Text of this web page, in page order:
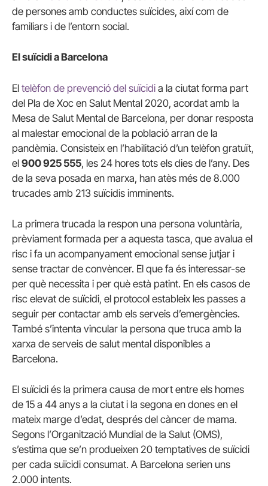
de persones amb conductes suïcides, així com de
familiars i de l’entorn social.
El suïcidi a Barcelona
El telèfon de prevenció del suïcidi a la ciutat forma part
del Pla de Xoc en Salut Mental 2020, acordat amb la
Mesa de Salut Mental de Barcelona, per donar resposta
al malestar emocional de la població arran de la
pandèmia. Consisteix en l’habilitació d’un telèfon gratuït,
el 900 925 555, les 24 hores tots els dies de l’any. Des
de la seva posada en marxa, han atès més de 8.000
trucades amb 213 suïcidis imminents.
La primera trucada la respon una persona voluntària,
prèviament formada per a aquesta tasca, que avalua el
risc i fa un acompanyament emocional sense jutjar i
sense tractar de convèncer. El que fa és interessar-se
per què necessita i per què està patint. En els casos de
risc elevat de suïcidi, el protocol estableix les passes a
seguir per contactar amb els serveis d’emergències.
També s’intenta vincular la persona que truca amb la
xarxa de serveis de salut mental disponibles a
Barcelona.
El suïcidi és la primera causa de mort entre els homes
de 15 a 44 anys a la ciutat i la segona en dones en el
mateix marge d’edat, després del càncer de mama.
Segons l’Organització Mundial de la Salut (OMS),
s’estima que se’n produeixen 20 temptatives de suïcidi
per cada suïcidi consumat. A Barcelona serien uns
2.000 intents.